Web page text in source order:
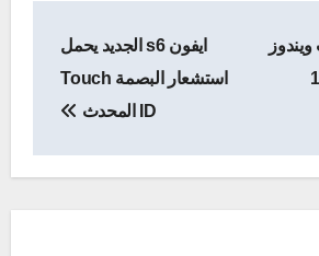
ايفون s6 الجديد يحمل
استشعار البصمة Touch
ID المحدث